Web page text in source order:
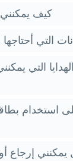
كيف
التي
التي
استخدام
إرجاع